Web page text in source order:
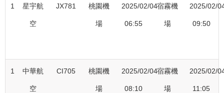
1 星宇航
空
JX781 桃園機
場
2025/02/04
06:55
宿霧機
場
2025/02/
09:50
1 中華航
空
CI705 桃園機
場
2025/02/04
08:10
宿霧機
場
2025/02/
11:05